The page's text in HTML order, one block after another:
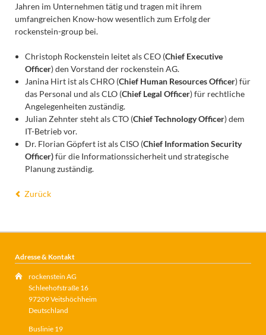
Jahren im Unternehmen tätig und tragen mit ihrem
umfangreichen Know-how wesentlich zum Erfolg der
rockenstein-group bei.
Christoph Rockenstein leitet als CEO (Chief Executive
Officer) den Vorstand der rockenstein AG.
Janina Hirt ist als CHRO (Chief Human Resources Officer) für
das Personal und als CLO (Chief Legal Officer) für rechtliche
Angelegenheiten zuständig.
Julian Zehnter steht als CTO (Chief Technology Officer) dem
IT-Betrieb vor.
Dr. Florian Göpfert ist als CISO (Chief Information Security
Officer)für die Informationssicherheit und strategische
Planung zuständig.
Zurück
Adresse & Kontakt
rockenstein AG
Schleehofstraße 16
97209 Veitshöchheim
Deutschland
Buslinie 19